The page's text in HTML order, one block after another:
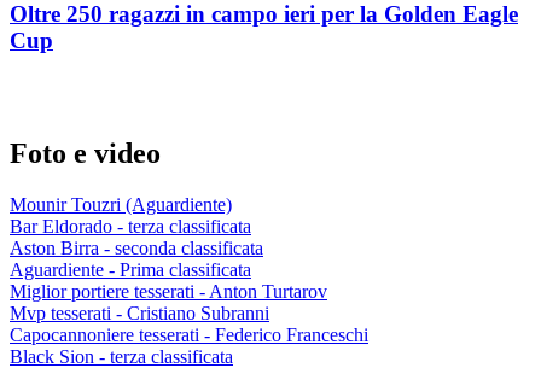
Oltre 250 ragazzi in campo ieri per la Golden Eagle
Cup
Foto e video
Mounir Touzri (Aguardiente)
Bar Eldorado - terza classificata
Aston Birra - seconda classificata
Aguardiente - Prima classificata
Miglior portiere tesserati - Anton Turtarov
Mvp tesserati - Cristiano Subranni
Capocannoniere tesserati - Federico Franceschi
Black Sion - terza classificata